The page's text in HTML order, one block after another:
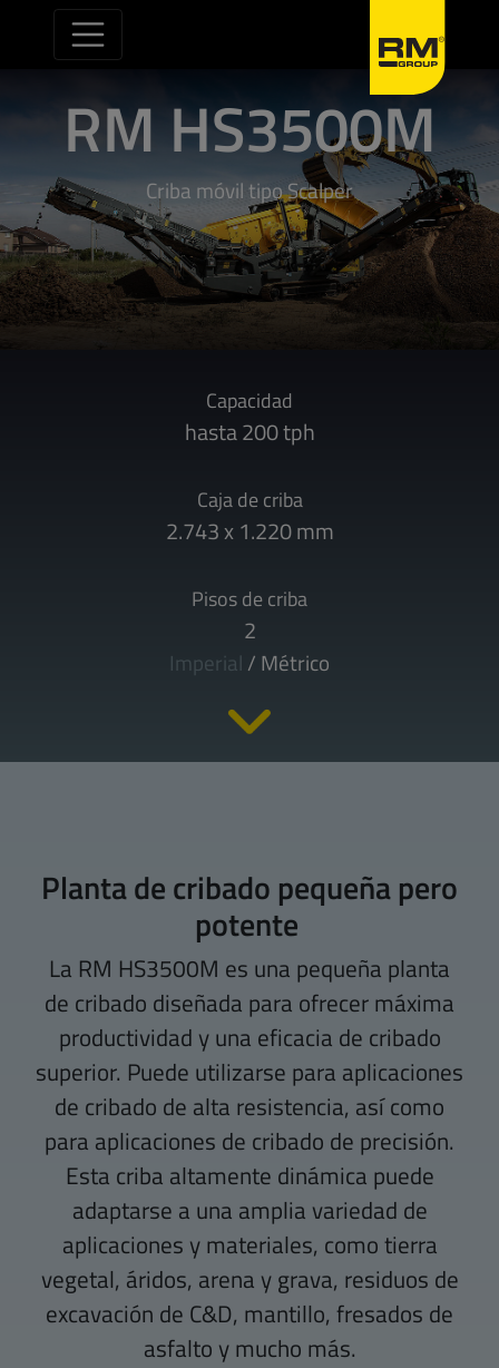
Saltar al contenido
RM HS3500M
Criba móvil tipo Scalper
Capacidad
hasta 200 tph
Caja de criba
2.743 x 1.220 mm
Pisos de criba
2
Imperial / Métrico
Planta de cribado pequeña pero
potente
La RM HS3500M es una pequeña planta
de cribado diseñada para ofrecer máxima
productividad y una eficacia de cribado
superior. Puede utilizarse para aplicaciones
de cribado de alta resistencia, así como
para aplicaciones de cribado de precisión.
Esta criba altamente dinámica puede
adaptarse a una amplia variedad de
aplicaciones y materiales, como tierra
vegetal, áridos, arena y grava, residuos de
excavación de C&D, mantillo, fresados de
asfalto y mucho más.